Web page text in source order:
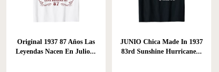
Original 1937 87 Años Las
Leyendas Nacen En Julio...
JUNIO Chica Made In 1937
83rd Sunshine Hurricane...